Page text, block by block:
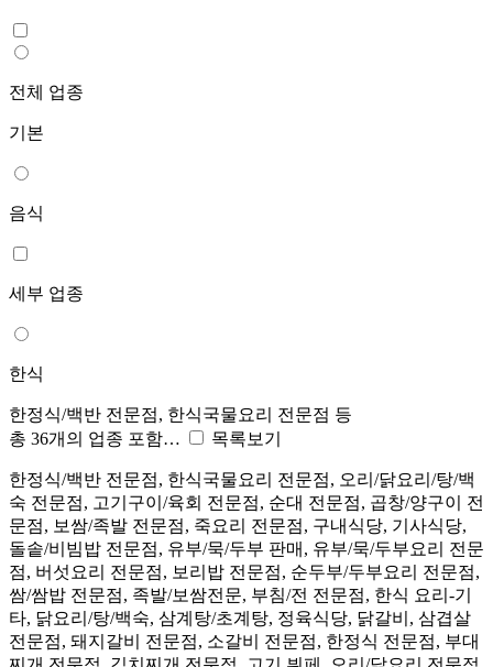
전체 업종
기본
음식
세부 업종
한식
한정식/백반 전문점, 한식국물요리 전문점 등
총 36개의 업종 포함…
목록보기
한정식/백반 전문점, 한식국물요리 전문점, 오리/닭요리/탕/백
숙 전문점, 고기구이/육회 전문점, 순대 전문점, 곱창/양구이 전
문점, 보쌈/족발 전문점, 죽요리 전문점, 구내식당, 기사식당,
돌솥/비빔밥 전문점, 유부/묵/두부 판매, 유부/묵/두부요리 전문
점, 버섯요리 전문점, 보리밥 전문점, 순두부/두부요리 전문점,
쌈/쌈밥 전문점, 족발/보쌈전문, 부침/전 전문점, 한식 요리-기
타, 닭요리/탕/백숙, 삼계탕/초계탕, 정육식당, 닭갈비, 삼겹살
전문점, 돼지갈비 전문점, 소갈비 전문점, 한정식 전문점, 부대